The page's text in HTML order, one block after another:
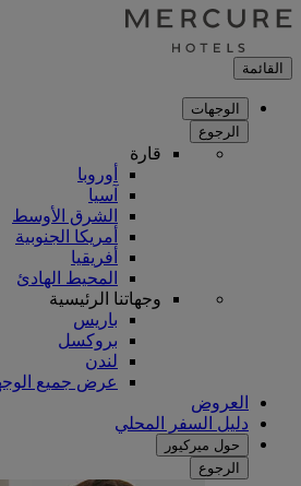
القائمة
الوجهات
الرجوع
قارة
أوروبا
آسيا
الشرق الأوسط
أمريكا الجنوبية
أفريقيا
المحيط الهادئ
وجهاتنا الرئيسية
باريس
بروكسل
لندن
عرض جميع
العروض
دليل السفر المحلي
حول ميركيور
الرجوع